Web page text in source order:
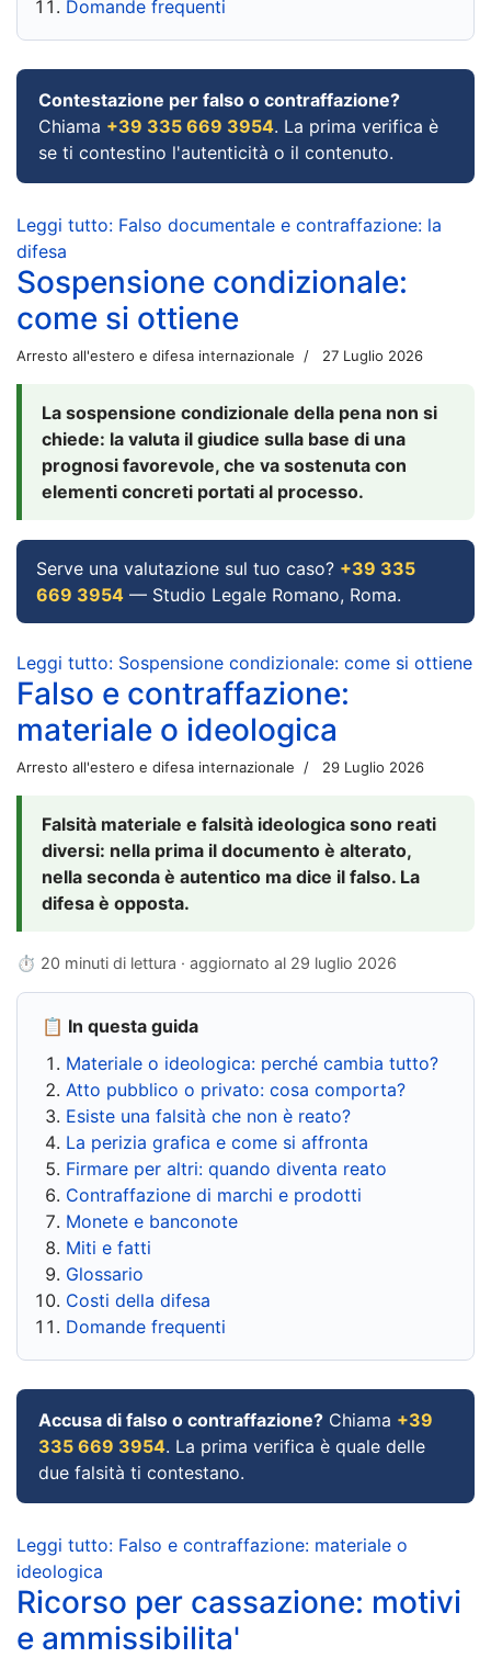
Domande frequenti
Contestazione per falso o contraffazione?
Chiama +39 335 669 3954. La prima verifica è
se ti contestino l'autenticità o il contenuto.
Leggi tutto: Falso documentale e contraffazione: la
difesa
Sospensione condizionale:
come si ottiene
Arresto all'estero e difesa internazionale 27 Luglio 2026
La sospensione condizionale della pena non si
chiede: la valuta il giudice sulla base di una
prognosi favorevole, che va sostenuta con
elementi concreti portati al processo.
Serve una valutazione sul tuo caso? +39 335
669 3954 — Studio Legale Romano, Roma.
Leggi tutto: Sospensione condizionale: come si ottiene
Falso e contraffazione:
materiale o ideologica
Arresto all'estero e difesa internazionale 29 Luglio 2026
Falsità materiale e falsità ideologica sono reati
diversi: nella prima il documento è alterato,
nella seconda è autentico ma dice il falso. La
difesa è opposta.
⏱ 20 minuti di lettura · aggiornato al 29 luglio 2026
📋 In questa guida
Materiale o ideologica: perché cambia tutto?
Atto pubblico o privato: cosa comporta?
Esiste una falsità che non è reato?
La perizia grafica e come si affronta
Firmare per altri: quando diventa reato
Contraffazione di marchi e prodotti
Monete e banconote
Miti e fatti
Glossario
Costi della difesa
Domande frequenti
Accusa di falso o contraffazione? Chiama +39
335 669 3954. La prima verifica è quale delle
due falsità ti contestano.
Leggi tutto: Falso e contraffazione: materiale o
ideologica
Ricorso per cassazione: motivi
e ammissibilita'